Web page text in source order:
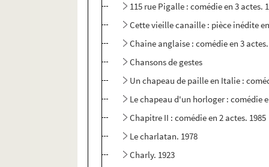
115 rue Pigalle : comédie en 3 actes.
Cette vieille canaille : pièce inédite
Chaine anglaise : comédie en 3
Chansons de gestes
Un chapeau de paille en Italie :
Le chapeau d'un horloger : comédie
Chapitre II : comédie en 2 actes. 1985
Le charlatan. 1978
Charly. 1923